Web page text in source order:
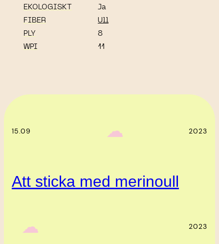
EKOLOGISKT
Ja
FIBER
Ull
PLY
8
WPI
11
15.09 ‎ ‎‎ ☁︎‎‎ 2023
Att sticka med merinoull
‎ ‎‎ ☁︎‎‎ 2023